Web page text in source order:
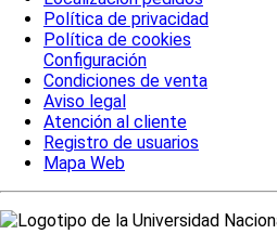
Política de privacidad
Política de cookies
Configuración
Condiciones de venta
Aviso legal
Atención al cliente
Registro de usuarios
Mapa Web